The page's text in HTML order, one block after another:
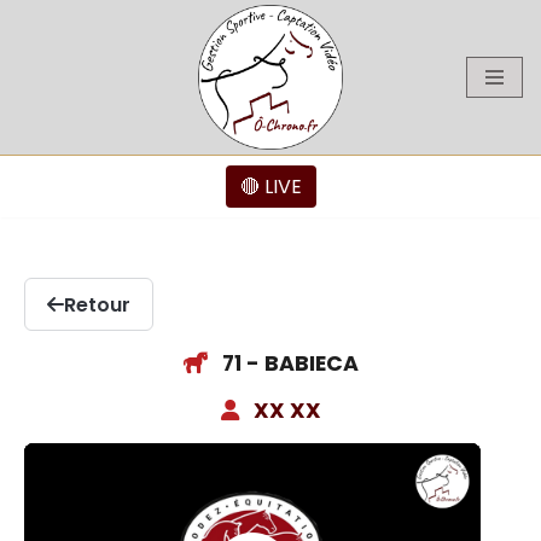
🔴 LIVE
Retour
71 - BABIECA
XX XX